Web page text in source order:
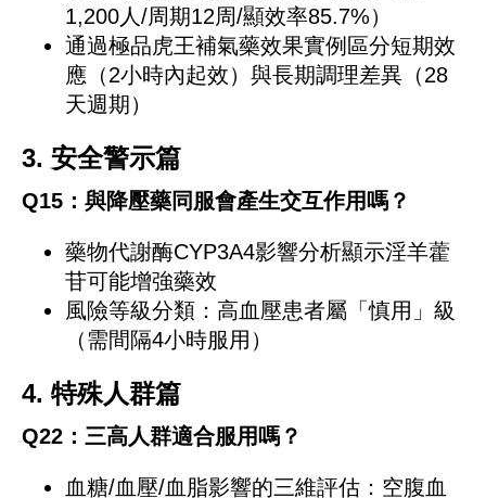
1,200人/周期12周/顯效率85.7%）
通過極品虎王補氣藥效果實例區分短期效
應（2小時內起效）與長期調理差異（28
天週期）
3. 安全警示篇
Q15：與降壓藥同服會產生交互作用嗎？
藥物代謝酶CYP3A4影響分析顯示淫羊藿
苷可能增強藥效
風險等級分類：高血壓患者屬「慎用」級
（需間隔4小時服用）
4. 特殊人群篇
Q22：三高人群適合服用嗎？
血糖/血壓/血脂影響的三維評估：空腹血